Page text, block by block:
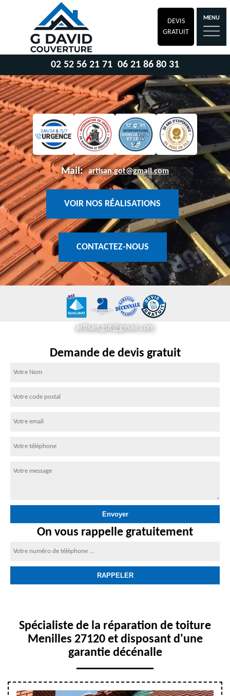
DEVIS
GRATUIT
MENU
02 52 56 21 71 06 21 86 80 31
Mail: artisan.got@gmail.com
VOIR NOS RÉALISATIONS
CONTACTEZ-NOUS
artisan.got@gmail.com
Demande de devis gratuit
On vous rappelle gratuitement
Spécialiste de la réparation de toiture
Menilles 27120 et disposant d'une
garantie décénalle